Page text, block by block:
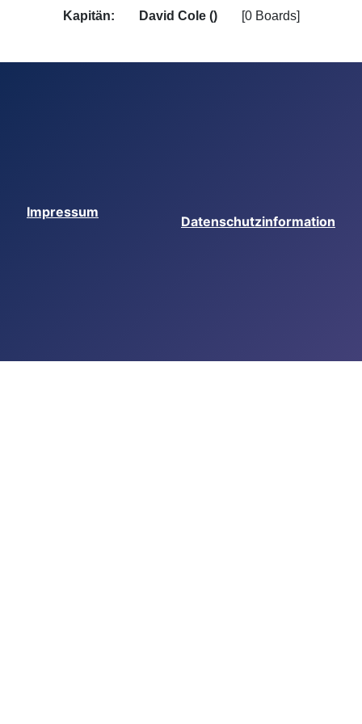
Kapitän: David Cole () [0 Boards]
Impressum
Datenschutzinformation